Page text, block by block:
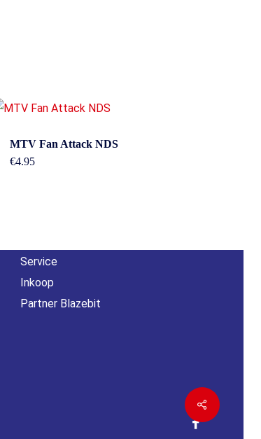
MTV Fan Attack NDS
€4.95
Share
Overig
Service
Inkoop
Partner Blazebit
facebook